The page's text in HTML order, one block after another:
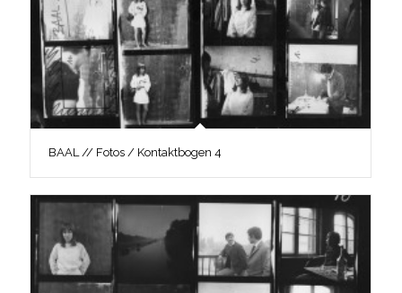
BAAL // Fotos / Kontaktbogen 4